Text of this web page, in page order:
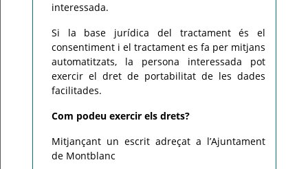
interessada.
Si la base jurídica del tractament és el
consentiment i el tractament es fa per mitjans
automatitzats, la persona interessada pot
exercir el dret de portabilitat de les dades
facilitades.
Com podeu exercir els drets?
Mitjançant un escrit adreçat a l’Ajuntament
de Montblanc